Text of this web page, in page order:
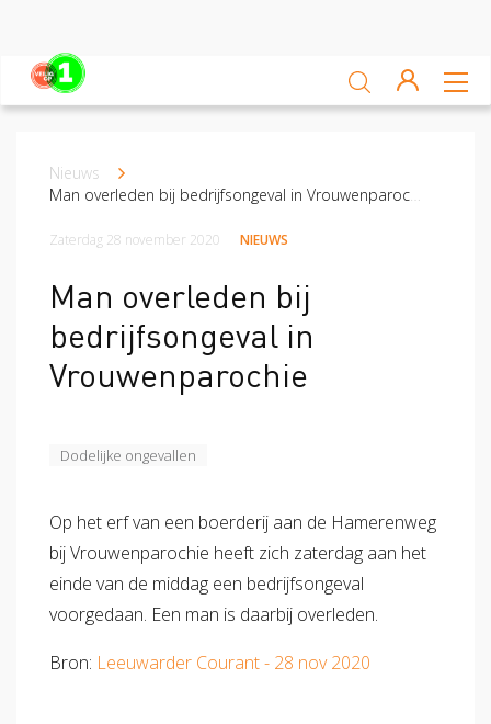
Ga zelf aan de slag
Leren van ongevallen
Nieuws
Platform
Veilig op 1 week
Sluiten
Kruimelpad
Nieuws
Man overleden bij bedrijfsongeval in Vrouwenparochie
Zaterdag 28 november 2020 NIEUWS
Man overleden bij
bedrijfsongeval in
Vrouwenparochie
Dodelijke ongevallen
Op het erf van een boerderij aan de Hamerenweg
bij Vrouwenparochie heeft zich zaterdag aan het
einde van de middag een bedrijfsongeval
voorgedaan. Een man is daarbij overleden.
Bron: Leeuwarder Courant - 28 nov 2020